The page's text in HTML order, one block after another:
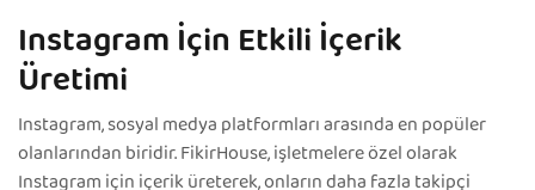
Instagram İçin Etkili İçerik
Üretimi
Instagram, sosyal medya platformları arasında en popüler
olanlarından biridir. FikirHouse, işletmelere özel olarak
Instagram için içerik üreterek, onların daha fazla takipçi